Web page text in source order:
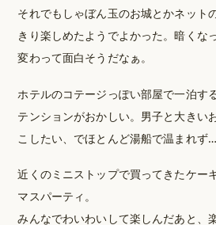
それでもしゃぼん玉のお城とかネット
きり楽しめたようでよかった。暗くな
変わって面白そうだなぁ。
ホテルのコテージっぽい部屋で一泊す
テンションがおかしい。男子と大きい
こしたい、でほとんど湯船で温まれず…
近くのミニストップで買ってきたケー
マスパーティ。
みんなでわいわいして楽しんだあと、